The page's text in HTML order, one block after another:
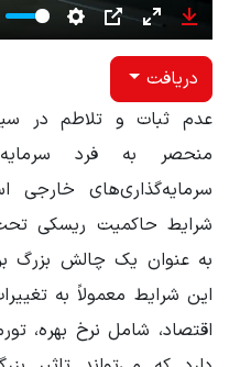
Settings
PIP Enter
fullscreen
دریافت
عدم ثبات و تلاطم در
منحصر به فرد
سرمایه‌گذاری‌های خارجی
شرایط حاکمیت ریسکی تحت
به عنوان یک چالش بزرگ
این شرایط معمولاً به
اقتصاد، شامل نرخ بهره،